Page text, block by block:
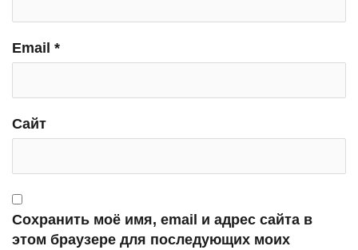
Email *
Сайт
Сохранить моё имя, email и адрес сайта в
этом браузере для последующих моих